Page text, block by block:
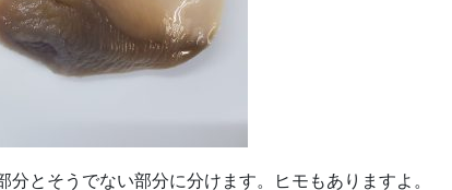
分とそうでない部分に分けます。ヒモもありますよ。